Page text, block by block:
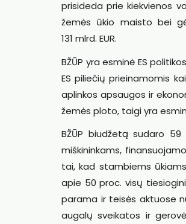
prisideda prie kiekvienos
žemės ūkio maisto bei
131 mlrd. EUR.
BŽŪP yra esminė ES
ES piliečių prieinamomis
aplinkos apsaugos ir
žemės ploto, taigi yra
BŽŪP biudžetą sudaro 59
miškininkams,
tai, kad stambiems
apie 50 proc. visų
parama ir teisės aktuose
augalų sveikatos ir